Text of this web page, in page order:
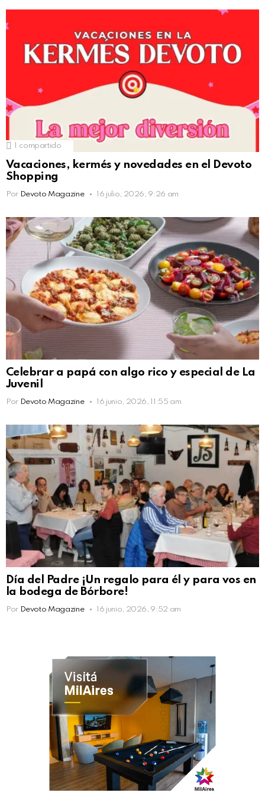
1 compartido
Vacaciones, kermés y novedades en el Devoto
Shopping
Por Devoto Magazine 16 julio, 2026, 9:26 am
Celebrar a papá con algo rico y especial de La
Juvenil
Por Devoto Magazine 16 junio, 2026, 11:55 am
Día del Padre ¡Un regalo para él y para vos en
la bodega de Bórbore!
Por Devoto Magazine 16 junio, 2026, 9:52 am